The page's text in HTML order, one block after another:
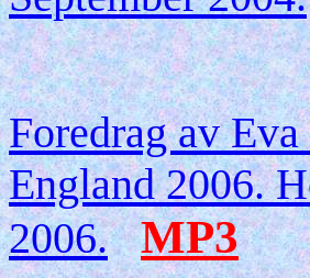
Foredrag av
England 2006.
2006.
MP3